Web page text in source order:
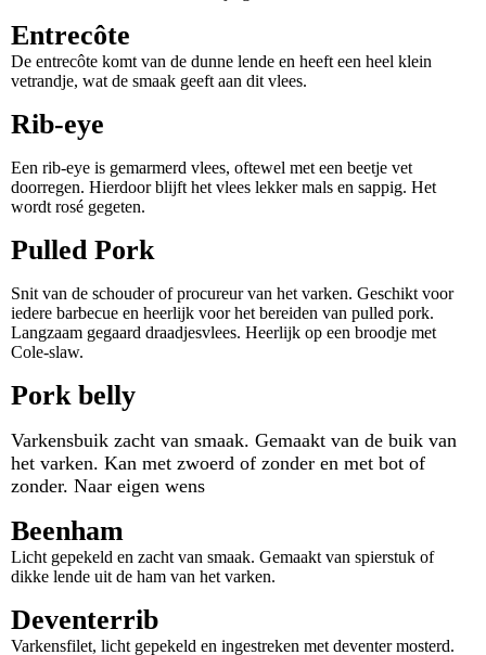
Entrecôte
De entrecôte komt van de dunne lende en heeft een heel klein
vetrandje, wat de smaak geeft aan dit vlees.
Rib-eye
Een rib-eye is gemarmerd vlees, oftewel met een beetje vet
doorregen. Hierdoor blijft het vlees lekker mals en sappig. Het
wordt rosé gegeten.
Pulled Pork
Snit van de schouder of procureur van het varken. Geschikt voor
iedere barbecue en heerlijk voor het bereiden van pulled pork.
Langzaam gegaard draadjesvlees. Heerlijk op een broodje met
Cole-slaw.
Pork belly
Varkensbuik zacht van smaak. Gemaakt van de buik van
het varken. Kan met zwoerd of zonder en met bot of
zonder. Naar eigen wens
Beenham
Licht gepekeld en zacht van smaak. Gemaakt van spierstuk of
dikke lende uit de ham van het varken.
Deventerrib
Varkensfilet, licht gepekeld en ingestreken met deventer mosterd.